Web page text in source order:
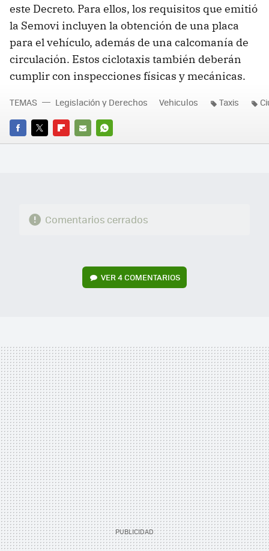
este Decreto. Para ellos, los requisitos que emitió
la Semovi incluyen la obtención de una placa
para el vehículo, además de una calcomanía de
circulación. Estos ciclotaxis también deberán
cumplir con inspecciones físicas y mecánicas.
FACEBOOK
TWITTERFLIPBOARD
E-
WHATSAPP
TEMAS Legislación y Derechos Vehiculos Taxis
Comentarios cerrados
VER 4 COMENTARIOS